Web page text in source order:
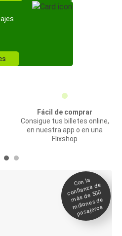
Fácil de comprar
Consigue tus billetes online,
en nuestra app o en una
Flixshop
Con la
confianza de
más de 500
millones de
pasajeros